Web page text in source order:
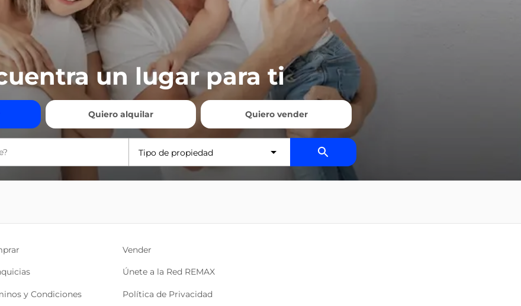
un lugar para ti
Quiero alquilar Quiero vender
Tipo de propiedad
Vender
Únete a la Red REMAX
y Condiciones Política de Privacidad